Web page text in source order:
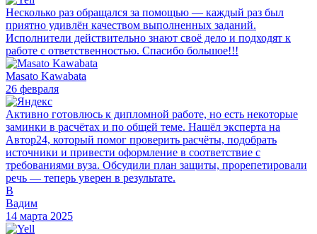
Несколько раз обращался за помощью — каждый раз был
приятно удивлён качеством выполненных заданий.
Исполнители действительно знают своё дело и подходят к
работе с ответственностью. Спасибо большое!!!
Masato Kawabata
26 февраля
Активно готовлюсь к дипломной работе, но есть некоторые
заминки в расчётах и по общей теме. Нашёл эксперта на
Автор24, который помог проверить расчёты, подобрать
источники и привести оформление в соответствие с
требованиями вуза. Обсудили план защиты, прорепетировали
речь — теперь уверен в результате.
В
Вадим
14 марта 2025